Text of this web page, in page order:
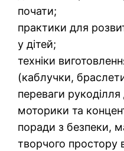
почати;
практики для
у дітей;
техніки
(каблучки,
переваги
моторики та
поради з безпеки,
творчого простору